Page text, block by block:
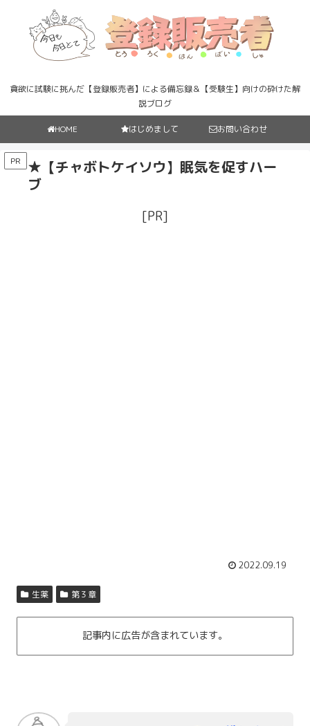
貪欲に試験に挑んだ【登録販売者】による備忘録＆【受験生】向けの砕けた解
説ブログ
HOME はじめまして お問い合わせ
PR
★【チャボトケイソウ】眠気を促すハー
ブ
[PR]
2022.09.19
生薬 第３章
記事内に広告が含まれています。